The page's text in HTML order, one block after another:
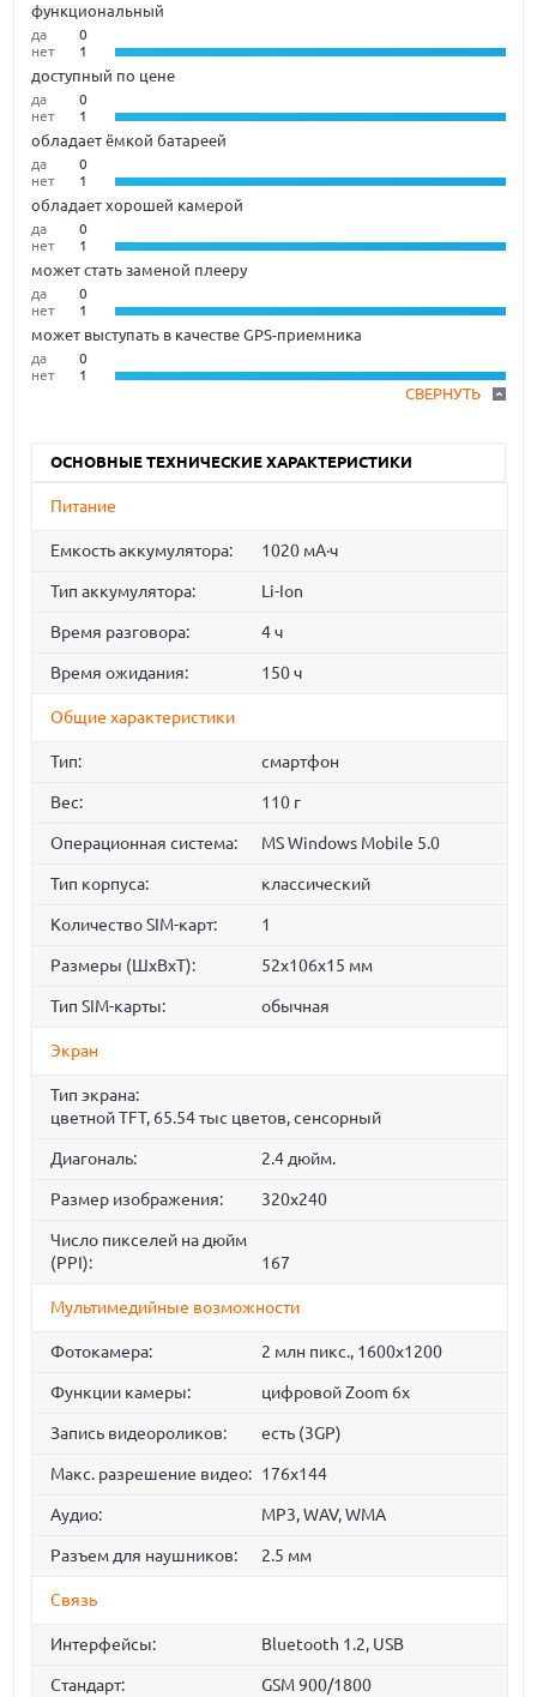
функциональный
да
0
нет
1
доступный по цене
да
0
нет
1
обладает ёмкой батареей
да
0
нет
1
обладает хорошей камерой
да
0
нет
1
может стать заменой плееру
да
0
нет
1
может выступать в качестве GPS-приемника
да
0
нет
1
СВЕРНУТЬ
ОСНОВНЫЕ ТЕХНИЧЕСКИЕ ХАРАКТЕРИСТИКИ
Питание
Емкость аккумулятора: 1020 мА·ч
Тип аккумулятора: Li-Ion
Время разговора: 4 ч
Время ожидания: 150 ч
Общие характеристики
Тип: смартфон
Вес: 110 г
Операционная система: MS Windows Mobile 5.0
Тип корпуса: классический
Количество SIM-карт: 1
Размеры (ШxВxТ): 52x106x15 мм
Тип SIM-карты: обычная
Экран
Тип экрана:
цветной TFT, 65.54 тыс цветов, сенсорный
Диагональ: 2.4 дюйм.
Размер изображения: 320x240
Число пикселей на дюйм
(PPI):
167
Мультимедийные возможности
Фотокамера: 2 млн пикс., 1600x1200
Функции камеры: цифровой Zoom 6x
Запись видеороликов: есть (3GP)
Макс. разрешение видео: 176x144
Аудио: MP3, WAV, WMA
Разъем для наушников: 2.5 мм
Связь
Интерфейсы: Bluetooth 1.2, USB
Стандарт: GSM 900/1800